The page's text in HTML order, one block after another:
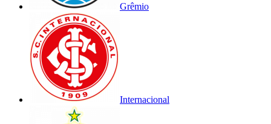
Grêmio
Internacional